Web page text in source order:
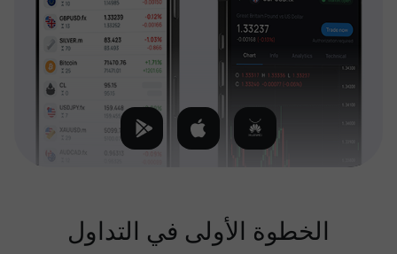
الخطوة الأولى في التداول